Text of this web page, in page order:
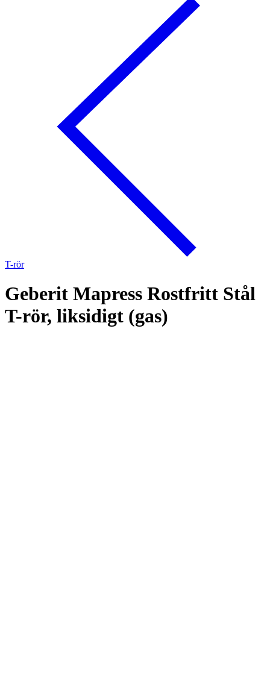
T-rör
Geberit Mapress Rostfritt Stål
T-rör, liksidigt (gas)